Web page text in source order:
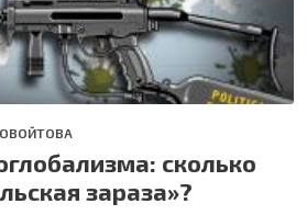
сколько
зараза»?